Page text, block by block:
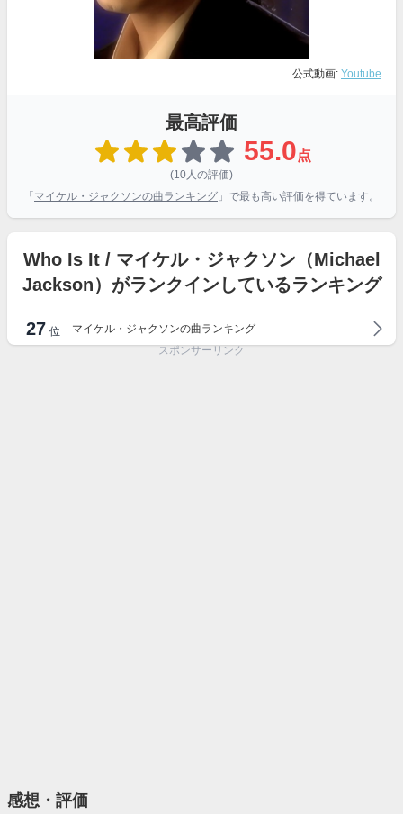
公式動画: Youtube
最高評価
55.0点
(10人の評価)
「 マイケル・ジャクソンの曲ランキング 」で最も高い評価を得ています。
Who Is It / マイケル・ジャクソン（Michael
Jackson）がランクインしているランキング
27 位
マイケル・ジャクソンの曲ランキング
スポンサーリンク
感想・評価